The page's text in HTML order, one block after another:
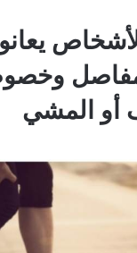
الأشخاص
أو المشي